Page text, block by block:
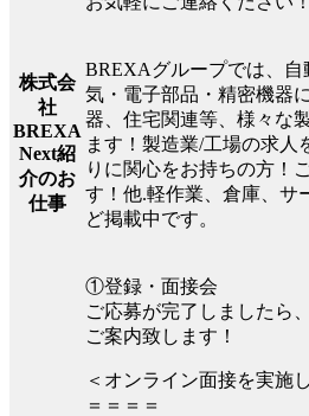
株式会
社
BREXA
Next紹
介のお
仕事
BREXAグループでは、
気・電子部品・精密機器
器、住宅関連等、様々な
ます！製造業/工場の求人
りに関心をお持ちの方！
す！他.軽作業、倉庫、サ
ど掲載中です。
①登録・面接会
ご応募が完了しましたら
ご案内致します！
＜オンライン面接を実施
＝＝＝＝